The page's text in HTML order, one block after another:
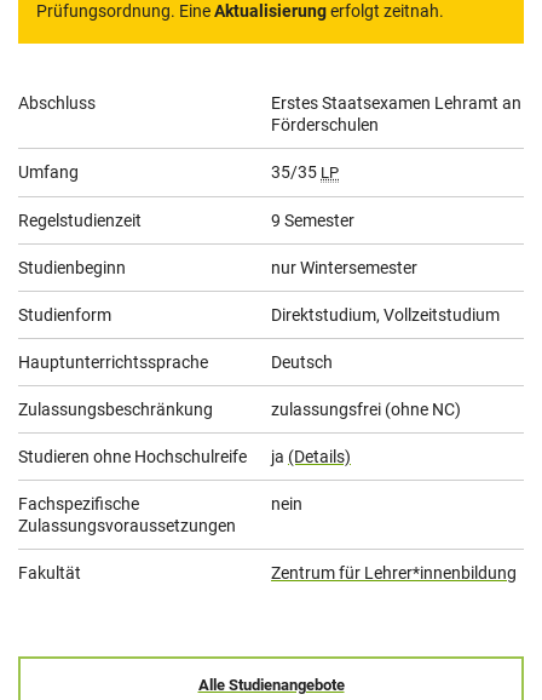
Prüfungsordnung. EineAktualisierungerfolgt zeitnah.
Allgemeine
Abschluss
Erstes Staatsexamen Lehramt an
Förderschulen
Umfang 35/35 LP
Regelstudienzeit 9 Semester
Studienbeginn nur Wintersemester
Studienform Direktstudium, Vollzeitstudium
Hauptunterrichtssprache Deutsch
Zulassungsbeschränkung zulassungsfrei (ohne NC)
Studieren ohne Hochschulreife ja (Details)
Fachspezifische
Zulassungsvoraussetzungen
nein
Fakultät Zentrum für Lehrer*innenbildung
Alle Studienangebote